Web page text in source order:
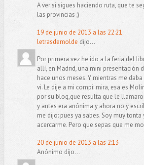
A ver si sigues haciendo ruta, que te
las provincias ;)
19 de junio de 2013 a las 22:21
letrasdemolde dijo...
Por primera vez he ido a la feria del
allí, en Madrid, una mini presentación
hace unos meses. Y mientras me
vi. Le dije a mi compi: mira, esa es
por su blog,que resulta que le
y antes era anónima y ahora no y
me dijo: pues ya sabes. Soy muy
acercarme. Pero que sepas que me
20 de junio de 2013 a las 2:13
Anónimo dijo...